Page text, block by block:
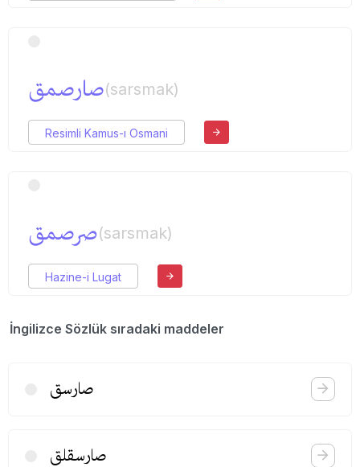
صارصمق(sarsmak)
Resimli Kamus-ı Osmani
صرصمق(sarsmak)
Hazine-i Lugat
İngilizce Sözlük sıradaki maddeler
صارسق
صارسقلق